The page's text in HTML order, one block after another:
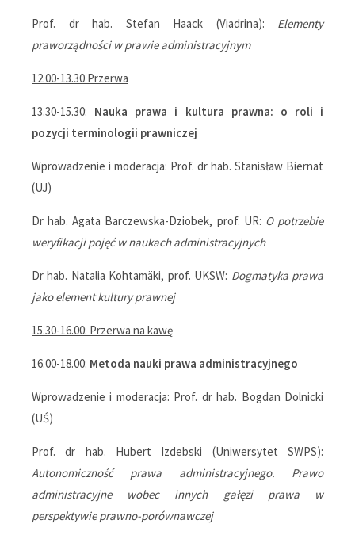
Prof. dr hab. Stefan Haack (Viadrina): Elementy
praworządności w prawie administracyjnym
12.00-13.30 Przerwa
13.30-15.30: Nauka prawa i kultura prawna: o roli i
pozycji terminologii prawniczej
Wprowadzenie i moderacja: Prof. dr hab. Stanisław Biernat
(UJ)
Dr hab. Agata Barczewska-Dziobek, prof. UR: O potrzebie
weryfikacji pojęć w naukach administracyjnych
Dr hab. Natalia Kohtamäki, prof. UKSW: Dogmatyka prawa
jako element kultury prawnej
15.30-16.00: Przerwa na kawę
16.00-18.00: Metoda nauki prawa administracyjnego
Wprowadzenie i moderacja: Prof. dr hab. Bogdan Dolnicki
(UŚ)
Prof. dr hab. Hubert Izdebski (Uniwersytet SWPS):
Autonomiczność prawa administracyjnego. Prawo
administracyjne wobec innych gałęzi prawa w
perspektywie prawno-porównawczej